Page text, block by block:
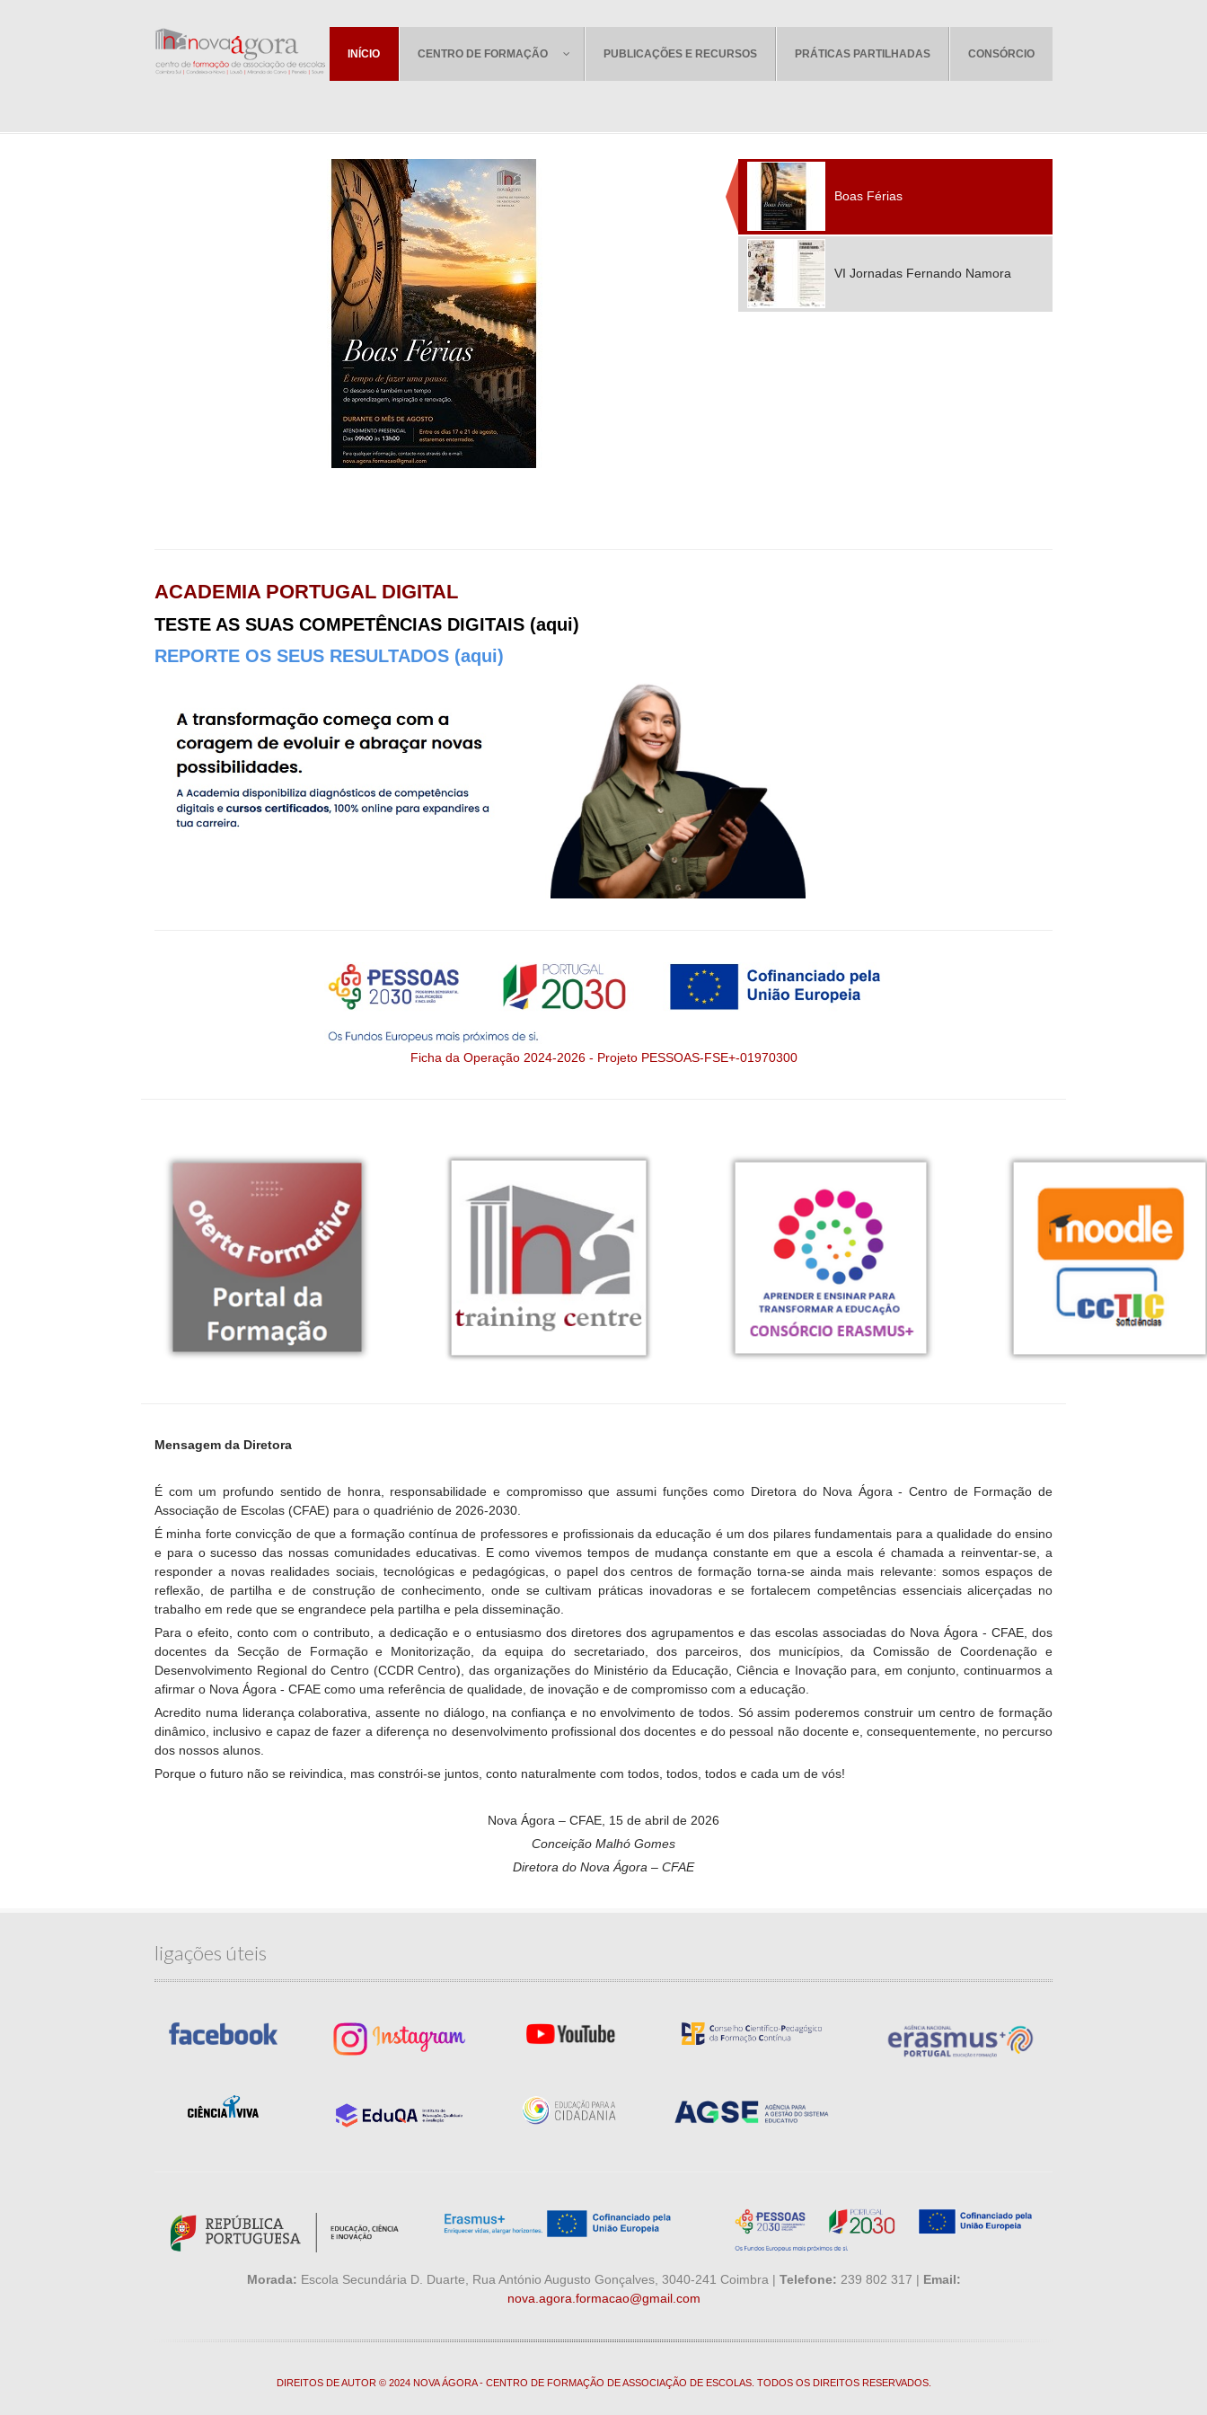
INÍCIO CENTRO DE FORMAÇÃO PUBLICAÇÕES E RECURSOS PRÁTICAS PARTILHADAS CONSÓRCIO
Boas Férias
VI Jornadas Fernando Namora
ACADEMIA PORTUGAL DIGITAL
TESTE AS SUAS COMPETÊNCIAS DIGITAIS (aqui)
REPORTE OS SEUS RESULTADOS (aqui)
Ficha da Operação 2024-2026 - Projeto PESSOAS-FSE+-01970300
Mensagem da Diretora
É com um profundo sentido de honra, responsabilidade e compromisso que assumi funções como Diretora do Nova Ágora - Centro de Formação de
Associação de Escolas (CFAE) para o quadriénio de 2026-2030.
É minha forte convicção de que a formação contínua de professores e profissionais da educação é um dos pilares fundamentais para a qualidade do ensino
e para o sucesso das nossas comunidades educativas. E como vivemos tempos de mudança constante em que a escola é chamada a reinventar-se, a
responder a novas realidades sociais, tecnológicas e pedagógicas, o papel dos centros de formação torna-se ainda mais relevante: somos espaços de
reflexão, de partilha e de construção de conhecimento, onde se cultivam práticas inovadoras e se fortalecem competências essenciais alicerçadas no
trabalho em rede que se engrandece pela partilha e pela disseminação.
Para o efeito, conto com o contributo, a dedicação e o entusiasmo dos diretores dos agrupamentos e das escolas associadas do Nova Ágora - CFAE, dos
docentes da Secção de Formação e Monitorização, da equipa do secretariado, dos parceiros, dos municípios, da Comissão de Coordenação e
Desenvolvimento Regional do Centro (CCDR Centro), das organizações do Ministério da Educação, Ciência e Inovação para, em conjunto, continuarmos a
afirmar o Nova Ágora - CFAE como uma referência de qualidade, de inovação e de compromisso com a educação.
Acredito numa liderança colaborativa, assente no diálogo, na confiança e no envolvimento de todos. Só assim poderemos construir um centro de formação
dinâmico, inclusivo e capaz de fazer a diferença no desenvolvimento profissional dos docentes e do pessoal não docente e, consequentemente, no percurso
dos nossos alunos.
Porque o futuro não se reivindica, mas constrói-se juntos, conto naturalmente com todos, todos, todos e cada um de vós!
Nova Ágora – CFAE, 15 de abril de 2026
Conceição Malhó Gomes
Diretora do Nova Ágora – CFAE
ligações úteis
Morada: Escola Secundária D. Duarte, Rua António Augusto Gonçalves, 3040-241 Coimbra | Telefone: 239 802 317 | Email:
nova.agora.formacao@gmail.com
DIREITOS DE AUTOR © 2024 NOVA ÁGORA - CENTRO DE FORMAÇÃO DE ASSOCIAÇÃO DE ESCOLAS. TODOS OS DIREITOS RESERVADOS.